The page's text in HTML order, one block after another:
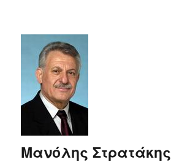
Μανόλης Στρατάκης